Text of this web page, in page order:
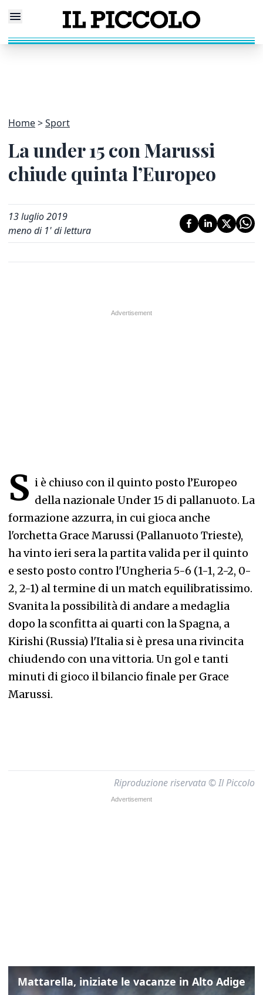
Home Sport
La under 15 con Marussi
chiude quinta l’Europeo
13 luglio 2019
meno di 1' di lettura
S i è chiuso con il quinto posto l’Europeo
della nazionale Under 15 di pallanuoto. La
formazione azzurra, in cui gioca anche
l'orchetta Grace Marussi (Pallanuoto Trieste),
ha vinto ieri sera la partita valida per il quinto
e sesto posto contro l'Ungheria 5-6 (1-1, 2-2, 0-
2, 2-1) al termine di un match equilibratissimo.
Svanita la possibilità di andare a medaglia
dopo la sconfitta ai quarti con la Spagna, a
Kirishi (Russia) l'Italia si è presa una rivincita
chiudendo con una vittoria. Un gol e tanti
minuti di gioco il bilancio finale per Grace
Marussi.
Riproduzione riservata © Il Piccolo
Mattarella, iniziate le vacanze in Alto Adige